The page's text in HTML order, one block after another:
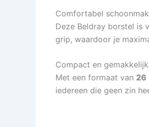
Comfortabel
Deze Beldray borstel is
grip, waardoor je
Compact en
Met een formaat van 26
iedereen die geen zin